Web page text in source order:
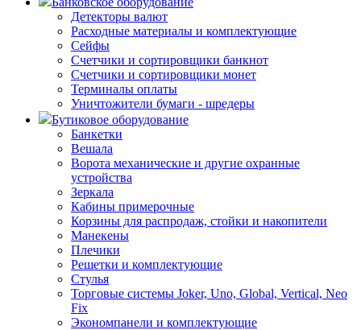
Детекторы валют
Расходные материалы и комплектующие
Сейфы
Счетчики и сортировщики банкнот
Счетчики и сортировщики монет
Терминалы оплаты
Уничтожители бумаги - шредеры
Бутиковое оборудование
Банкетки
Вешала
Ворота механические и другие охранные
устройства
Зеркала
Кабины примерочные
Корзины для распродаж, стойки и накопители
Манекены
Плечики
Решетки и комплектующие
Стулья
Торговые системы Joker, Uno, Global, Vertical, Neo
Fix
Экономпанели и комплектующие